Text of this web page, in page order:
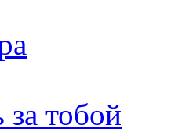
за тобой